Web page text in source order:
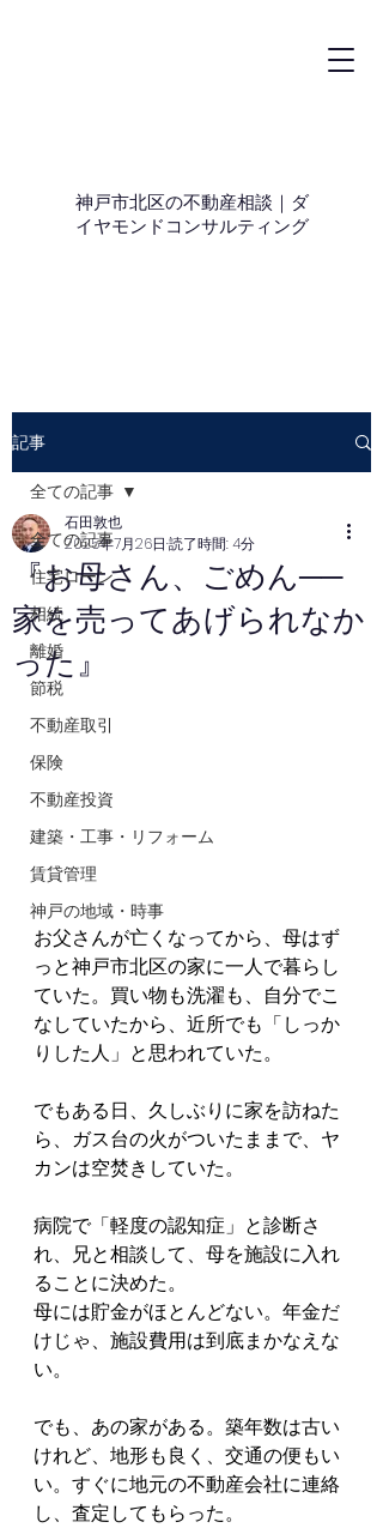
神戸市北区の不動産相談｜ダ
イヤモンドコンサルティング
記事
全ての記事
住宅ローン
相続
離婚
節税
不動産取引
保険
不動産投資
建築・工事・リフォーム
賃貸管理
神戸の地域・時事
全ての記事
『お母さん、ごめん──
家を売ってあげられなか
った』
石田敦也
2025年7月26日 読了時間: 4分
お父さんが亡くなってから、母はず
っと神戸市北区の家に一人で暮らし
ていた。買い物も洗濯も、自分でこ
なしていたから、近所でも「しっか
りした人」と思われていた。
でもある日、久しぶりに家を訪ねた
ら、ガス台の火がついたままで、ヤ
カンは空焚きしていた。
病院で「軽度の認知症」と診断さ
れ、兄と相談して、母を施設に入れ
ることに決めた。
母には貯金がほとんどない。年金だ
けじゃ、施設費用は到底まかなえな
い。
でも、あの家がある。築年数は古い
けれど、地形も良く、交通の便もい
い。すぐに地元の不動産会社に連絡
し、査定してもらった。